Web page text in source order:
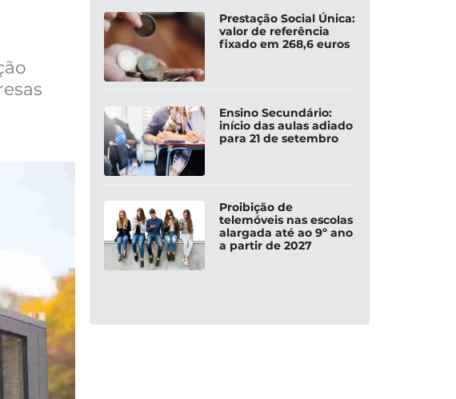
Prestação Social Única:
valor de referência
fixado em 268,6 euros
Ensino Secundário:
início das aulas adiado
para 21 de setembro
Proibição de
telemóveis nas escolas
alargada até ao 9º ano
a partir de 2027